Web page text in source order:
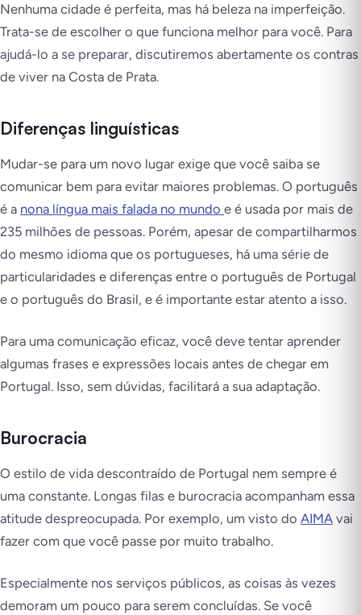
Nenhuma cidade é perfeita, mas há beleza na imperfeição.
Trata-se de escolher o que funciona melhor para você. Para
ajudá-lo a se preparar, discutiremos abertamente os contras
de viver na Costa de Prata.
Diferenças linguísticas
Mudar-se para um novo lugar exige que você saiba se
comunicar bem para evitar maiores problemas. O português
é a nona língua mais falada no mundo e é usada por mais de
235 milhões de pessoas. Porém, apesar de compartilharmos
do mesmo idioma que os portugueses, há uma série de
particularidades e diferenças entre o português de Portugal
e o português do Brasil, e é importante estar atento a isso.
Para uma comunicação eficaz, você deve tentar aprender
algumas frases e expressões locais antes de chegar em
Portugal. Isso, sem dúvidas, facilitará a sua adaptação.
Burocracia
O estilo de vida descontraído de Portugal nem sempre é
uma constante. Longas filas e burocracia acompanham essa
atitude despreocupada. Por exemplo, um visto do AIMA vai
fazer com que você passe por muito trabalho.
Especialmente nos serviços públicos, as coisas às vezes
demoram um pouco para serem concluídas. Se você